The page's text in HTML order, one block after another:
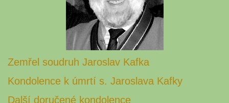
Zemřel soudruh Jaroslav Kafka
Kondolence k úmrtí s. Jaroslava Kafky
Další doručené kondolence